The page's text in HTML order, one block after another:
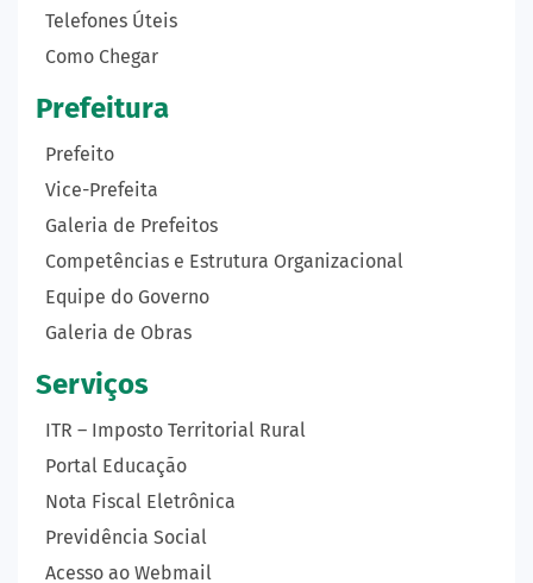
Telefones Úteis
Como Chegar
Prefeitura
Prefeito
Vice-Prefeita
Galeria de Prefeitos
Competências e Estrutura Organizacional
Equipe do Governo
Galeria de Obras
Serviços
ITR – Imposto Territorial Rural
Portal Educação
Nota Fiscal Eletrônica
Previdência Social
Acesso ao Webmail